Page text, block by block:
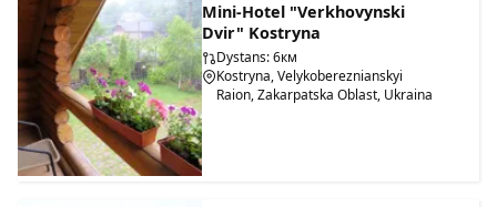
Mini-Hotel "Verkhovynski
Dvir" Kostryna
Dystans: 6км
Kostryna, Velykobereznianskyi
Raion, Zakarpatska Oblast, Ukraina